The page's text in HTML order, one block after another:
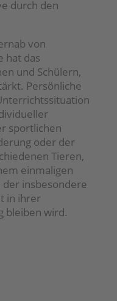
durch den
von
hat das
und Schülern,
Persönliche
sportlichen
oder der
Tieren,
einmaligen
der insbesondere
in ihrer
bleiben wird.